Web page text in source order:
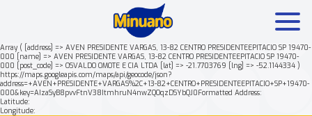
Array ( [address] => AVEN PRESIDENTE VARGAS, 13-82 CENTRO PRESIDENTEEPITACIO SP 19470-
000 [name] => AVEN PRESIDENTE VARGAS, 13-82 CENTRO PRESIDENTEEPITACIO SP 19470-
000 [post_code] => OSVALDO OMOTE E CIA LTDA [lat] => -21.7703769 [lng] => -52.1144334 )
https://maps.googleapis.com/maps/api/geocode/json?
address=+AVEN+PRESIDENTE+VARGAS%2C+13-82+CENTRO+PRESIDENTEEPITACIO+SP+19470-
000&key=AIzaSyB8pvvFtnV38ItmhruN4nwZQOqzDSYbQJ0Formatted Address:
Latitude:
Longitude:
Mais buscados: Produtos Minuano Rende +
Nossa história